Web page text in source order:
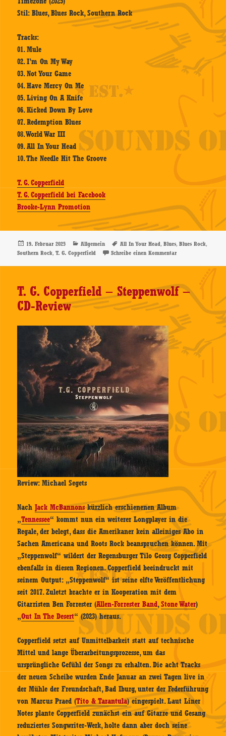
Stil: Blues, Blues Rock, Southern Rock
Tracks:
01. Mule
02. I’m On My Way
03. Not Your Game
04. Have Mercy On Me
05. Living On A Knife
06. Kicked Down By Love
07. Redemption Blues
08. World War III
09. All In Your Head
10. The Needle Hit The Groove
T. G. Copperfield
T. G. Copperfield bei Facebook
Brooke-Lynn Promotion
Veröffentlicht
am
19. Februar 2025 Kategorien
Allgemein Schlagwörter
All In Your Head,Blues,Blues Rock,
Southern Rock,T. G. Copperfield Schreibe einen Kommentarzu T. G.
T. G. Copperfield – Steppenwolf –
CD-Review
Review: Michael Segets
NachJack McBannonskürzlich erschienenen Album
„Tennessee“ kommt nun ein weiterer Longplayer in die
Regale, der belegt, dass die Amerikaner kein alleiniges Abo in
Sachen Americana und Roots Rock beanspruchen können. Mit
„Steppenwolf“ wildert der Regensburger Tilo Georg Copperfield
ebenfalls in diesen Regionen. Copperfield beeindruckt mit
seinem Output: „Steppenwolf“ ist seine elfte Veröffentlichung
seit 2017. Zuletzt brachte er in Kooperation mit dem
Gitarristen Ben Forrester (Allen-Forrester Band,Stone Water)
„Out In The Desert“ (2023) heraus.
Copperfield setzt auf Unmittelbarkeit statt auf technische
Mittel und lange Überarbeitungsprozesse, um das
ursprüngliche Gefühl der Songs zu erhalten. Die acht Tracks
der neuen Scheibe wurden Ende Januar an zwei Tagen live in
der Mühle der Freundschaft, Bad Iburg, unter der Federführung
von Marcus Praed (Tito & Tarantula) eingespielt. Laut Liner
Notes plante Copperfield zunächst ein auf Gitarre und Gesang
reduziertes Songwriter-Werk, holte dann aber doch seine